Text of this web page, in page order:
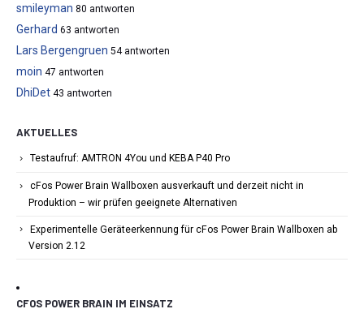
smileyman 80 antworten
Gerhard 63 antworten
Lars Bergengruen 54 antworten
moin 47 antworten
DhiDet 43 antworten
AKTUELLES
Testaufruf: AMTRON 4You und KEBA P40 Pro
cFos Power Brain Wallboxen ausverkauft und derzeit nicht in
Produktion – wir prüfen geeignete Alternativen
Experimentelle Geräteerkennung für cFos Power Brain Wallboxen ab
Version 2.12
CFOS POWER BRAIN IM EINSATZ